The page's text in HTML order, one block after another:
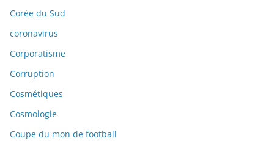
Corée du Sud
coronavirus
Corporatisme
Corruption
Cosmétiques
Cosmologie
Coupe du mon de football